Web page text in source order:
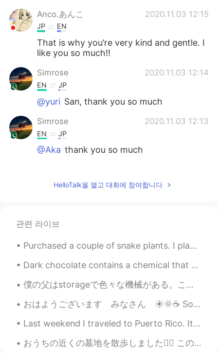
Anco.あんこ 2020.11.03 12:15
JP EN
That is why you’re very kind and gentle. I
like you so much!!
Simrose 2020.11.03 12:14
EN JP
@yuri San, thank you so much
Simrose 2020.11.03 12:13
EN JP
@Aka thank you so much
EN
時々私の想像上の世界で私は彼らを私
JP PT
綺麗な日本語！！
HelloTalk을 열고 대화에 참여합니다
관련 라이브
Purchased a couple of snake plants. I plan on buying more. They are so easy to care for! 🌿 私は家で植...
Dark chocolate contains a chemical that our body converts into phenylethylamine , the same chemic...
僕の父はstorageで色々な機械がある。このミルクシェークメーカーが見つけた。😍クラシックでレトロなメーカーが大好き。 何回ミルクシェークを作ったけど、ちょっとちっぱいしちゃった。😖あぁ、し...
おはようございます みなさん ☀️🌞☕️ So, I saw an earlier post from Akiko-san’s nice nice coffee earlier and was...
Last weekend I traveled to Puerto Rico. It is a small island off the US eastern coast. It felt li...
おうちの近くの墓地を散歩しました🚶‍♂️ この墓地は状態が悪くて、草はとても繁茂です。 まだまだ美しいところだと思います☺️ ここに歩いているときは、野花をたくさん見つけました🌼🌺🌸 彼らは...